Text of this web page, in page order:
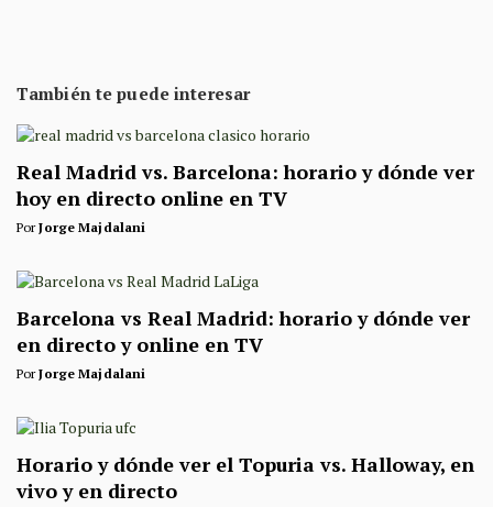
También te puede interesar
Real Madrid vs. Barcelona: horario y dónde ver
hoy en directo online en TV
PorJorge Majdalani
Barcelona vs Real Madrid: horario y dónde ver
en directo y online en TV
PorJorge Majdalani
Horario y dónde ver el Topuria vs. Halloway, en
vivo y en directo